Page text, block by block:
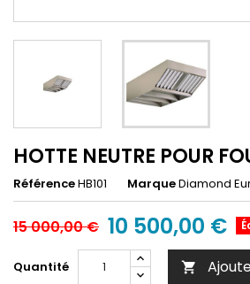
HOTTE NEUTRE POUR
RéférenceHB101 MarqueDiamond
15 000,00 € 10 500,00 €
Quantité 